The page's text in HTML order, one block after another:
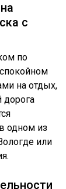
с
по
на отдых,
дорога
одном из
или